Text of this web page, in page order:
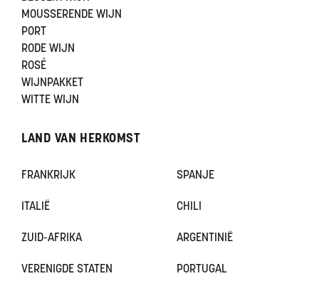
MOUSSERENDE WIJN
PORT
RODE WIJN
ROSÉ
WIJNPAKKET
WITTE WIJN
LAND VAN HERKOMST
FRANKRIJK SPANJE
ITALIË CHILI
ZUID-AFRIKA ARGENTINIË
VERENIGDE STATEN PORTUGAL